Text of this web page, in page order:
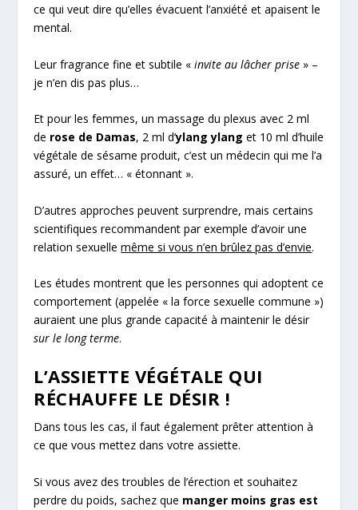
ce qui veut dire qu’elles évacuent l’anxiété et apaisent le
mental.
Leur fragrance fine et subtile «invite au lâcher prise » –
je n’en dis pas plus…
Et pour les femmes, un massage du plexus avec 2 ml
de rose de Damas, 2 ml d’ylang ylanget 10 ml d’huile
végétale de sésame produit, c’est un médecin qui me l’a
assuré, un effet… « étonnant ».
D’autres approches peuvent surprendre, mais certains
scientifiques recommandent par exemple d’avoir une
relation sexuellemême si vous n’en brûlez pas d’envie.
Les études montrent que les personnes qui adoptent ce
comportement (appelée « la force sexuelle commune »)
auraient une plus grande capacité à maintenir le désir
sur le long terme.
L’ASSIETTE VÉGÉTALE QUI
RÉCHAUFFE LE DÉSIR !
Dans tous les cas, il faut également prêter attention à
ce que vous mettez dans votre assiette.
Si vous avez des troubles de l’érection et souhaitez
perdre du poids, sachez que manger moins gras est